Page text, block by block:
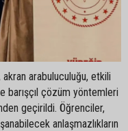
arabuluculuğu, etkili
barışçıl çözüm yöntemleri
geçirildi. Öğrenciler,
anlaşmazlıkların